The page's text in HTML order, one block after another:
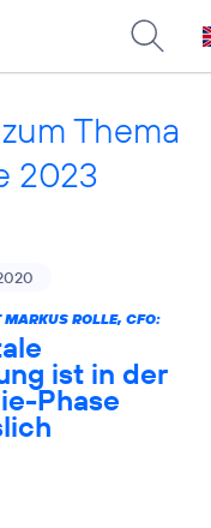
Thema
2023
ROLLE, CFO:
ist in der
Phase